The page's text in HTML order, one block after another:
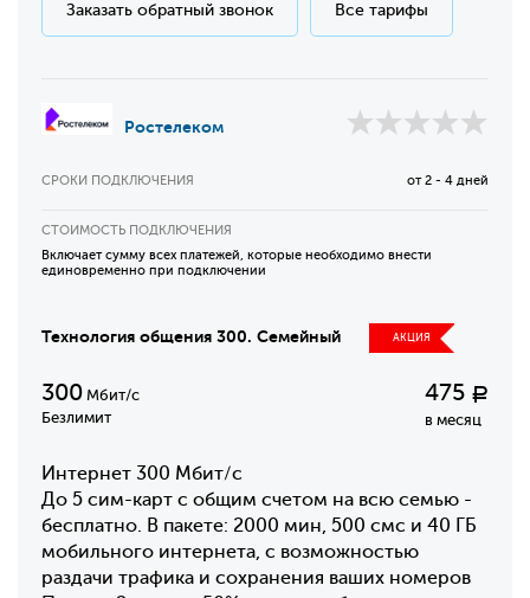
Заказать обратный звонок Все тарифы
Ростелеком
СРОКИ ПОДКЛЮЧЕНИЯ от 2 - 4 дней
СТОИМОСТЬ ПОДКЛЮЧЕНИЯ
Включает сумму всех платежей, которые необходимо внести
единовременно при подключении
Технология общения 300. Семейный АКЦИЯ
300 Мбит/с
Безлимит
475 Р
в месяц
Интернет 300 Мбит/с
До 5 сим-карт с общим счетом на всю семью -
бесплатно. В пакете: 2000 мин, 500 смс и 40 ГБ
мобильного интернета, с возможностью
раздачи трафика и сохранения ваших номеров